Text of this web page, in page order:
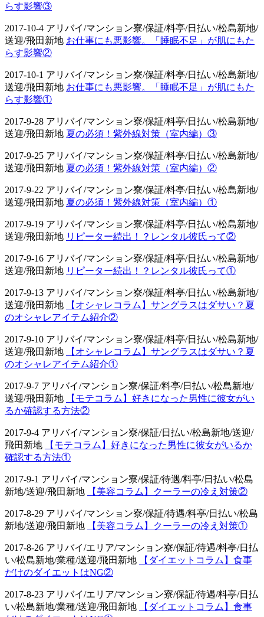
らす影響③
2017-10-4 アリバイ/マンション寮/保証/料亭/日払い/松島新地/
送迎/飛田新地 お仕事にも悪影響。「睡眠不足」が肌にもた
らす影響②
2017-10-1 アリバイ/マンション寮/保証/料亭/日払い/松島新地/
送迎/飛田新地 お仕事にも悪影響。「睡眠不足」が肌にもた
らす影響①
2017-9-28 アリバイ/マンション寮/保証/料亭/日払い/松島新地/
送迎/飛田新地 夏の必須！紫外線対策（室内編）③
2017-9-25 アリバイ/マンション寮/保証/料亭/日払い/松島新地/
送迎/飛田新地 夏の必須！紫外線対策（室内編）②
2017-9-22 アリバイ/マンション寮/保証/料亭/日払い/松島新地/
送迎/飛田新地 夏の必須！紫外線対策（室内編）①
2017-9-19 アリバイ/マンション寮/保証/料亭/日払い/松島新地/
送迎/飛田新地 リピーター続出！？レンタル彼氏って②
2017-9-16 アリバイ/マンション寮/保証/料亭/日払い/松島新地/
送迎/飛田新地 リピーター続出！？レンタル彼氏って①
2017-9-13 アリバイ/マンション寮/保証/料亭/日払い/松島新地/
送迎/飛田新地
【オシャレコラム】サングラスはダサい？夏
のオシャレアイテム紹介②
2017-9-10 アリバイ/マンション寮/保証/料亭/日払い/松島新地/
送迎/飛田新地
【オシャレコラム】サングラスはダサい？夏
のオシャレアイテム紹介①
2017-9-7 アリバイ/マンション寮/保証/料亭/日払い/松島新地/
送迎/飛田新地
【モテコラム】好きになった男性に彼女がい
るか確認する方法②
2017-9-4 アリバイ/マンション寮/保証/日払い/松島新地/送迎/
飛田新地
【モテコラム】好きになった男性に彼女がいるか
確認する方法①
2017-9-1 アリバイ/マンション寮/保証/待遇/料亭/日払い/松島
新地/送迎/飛田新地
【美容コラム】クーラーの冷え対策②
2017-8-29 アリバイ/マンション寮/保証/待遇/料亭/日払い/松島
新地/送迎/飛田新地
【美容コラム】クーラーの冷え対策①
2017-8-26 アリバイ/エリア/マンション寮/保証/待遇/料亭/日払
い/松島新地/業種/送迎/飛田新地
【ダイエットコラム】食事
だけのダイエットはNG②
2017-8-23 アリバイ/エリア/マンション寮/保証/待遇/料亭/日払
い/松島新地/業種/送迎/飛田新地
【ダイエットコラム】食事